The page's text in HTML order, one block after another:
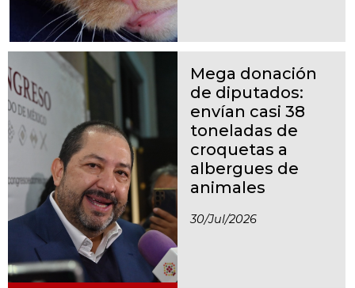
Mega donación
de diputados:
envían casi 38
toneladas de
croquetas a
albergues de
animales
30/jul/2026